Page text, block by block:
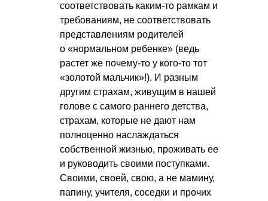
соответствовать каким-то рамкам и
требованиям, не соответствовать
представлениям родителей
о «нормальном ребенке» (ведь
растет же почему-то у кого-то тот
«золотой мальчик»!). И разным
другим страхам, живущим в нашей
голове с самого раннего детства,
страхам, которые не дают нам
полноценно наслаждаться
собственной жизнью, проживать ее
и руководить своими поступками.
Своими, своей, свою, а не мамину,
папину, учителя, соседки и прочих